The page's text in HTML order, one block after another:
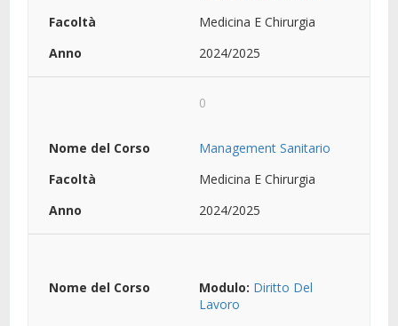
Medicina E Chirurgia
2024/2025
0
Management Sanitario
Medicina E Chirurgia
2024/2025
Modulo: Diritto Del
Lavoro